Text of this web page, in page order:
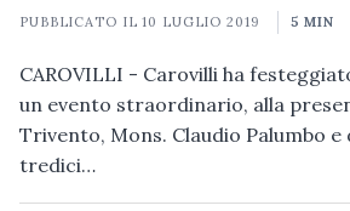
PUBBLICATO IL10 LUGLIO 2019 5 MIN
CAROVILLI - Carovilli ha
un evento straordinario, alla
Trivento, Mons. Claudio Palumbo
tredici…